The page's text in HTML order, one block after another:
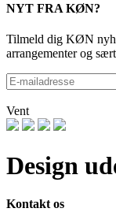
NYT FRA KØN?
Tilmeld dig KØN
arrangementer og
Vent
Design
Kontakt os